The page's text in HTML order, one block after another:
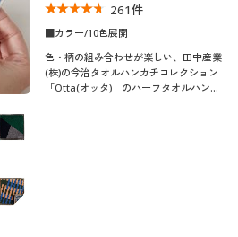
261件
■カラー/10色展開
色・柄の組み合わせが楽しい、田中産業
(株)の今治タオルハンカチコレクション
「Otta(オッタ)」のハーフタオルハンカ